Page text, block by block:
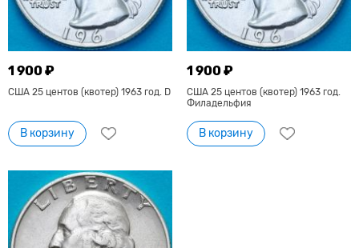
1 900 ₽
США 25 центов (квотер) 1963 год. D
В корзину
1 900 ₽
США 25 центов (квотер) 1963 год.
Филадельфия
В корзину